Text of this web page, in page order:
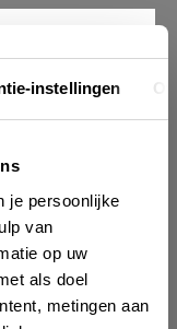
instellingen
je persoonlijke
van
op uw
als doel
metingen aan
in het Frans
in Frankrijk
(kofiie)
zijn
adressen
Meld